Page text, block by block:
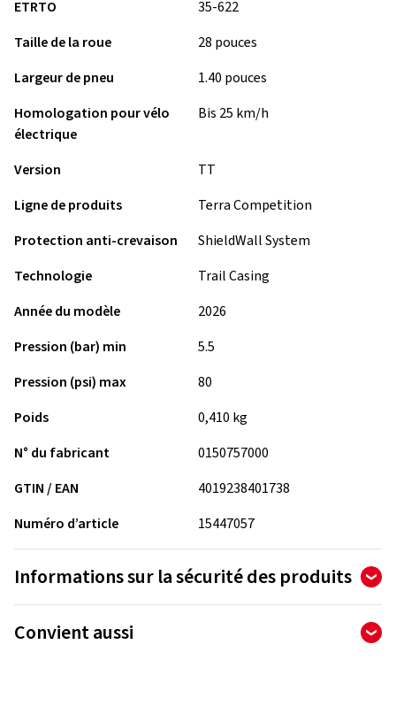
ETRTO
35-622
Taille de la roue
28 pouces
Largeur de pneu
1.40 pouces
Homologation pour vélo
électrique
Bis 25 km/h
Version
TT
Ligne de produits
Terra Competition
Protection anti-crevaison
ShieldWall System
Technologie
Trail Casing
Année du modèle
2026
Pression (bar) min
5.5
Pression (psi) max
80
Poids
0,410 kg
N° du fabricant
0150757000
GTIN / EAN
4019238401738
Numéro d’article
15447057
Informations sur la sécurité des produits
Continental Reifen Deutschland GmbH
Convient aussi